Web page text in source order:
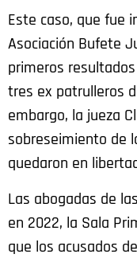
Este caso, que fue
Asociación Bufete
primeros
tres ex patrulleros
embargo, la jueza
sobreseimiento de
quedaron en
Las abogadas de
en 2022, la Sala
que los acusados